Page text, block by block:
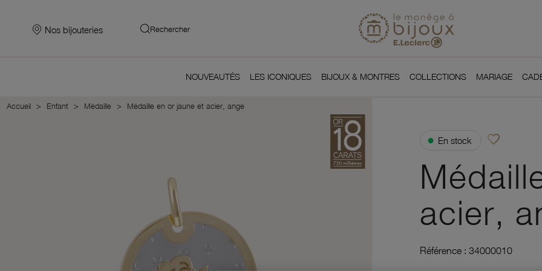
Nos bijouteries Rechercher
NOUVEAUTÉS LES ICONIQUES BIJOUX & MONTRES COLLECTIONS MARIAGE
Accueil Enfant Médaille Médaille en or jaune et acier, ange
● En stock favorite_borderAjouter à vos
acier,
Référence : 34000010